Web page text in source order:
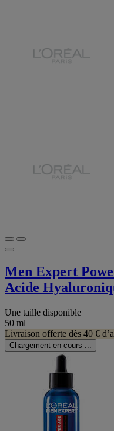
Men Expert
Acide
Une taille disponible
50 ml
Livraison offerte dès 40 €
Chargement en cours ...